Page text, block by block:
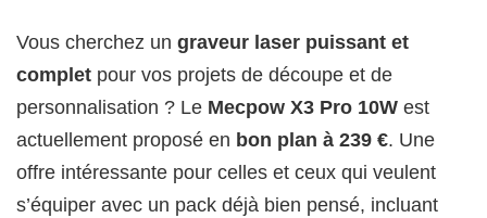
Vous cherchez un graveur laser puissant et
complet pour vos projets de découpe et de
personnalisation ? Le Mecpow X3 Pro 10W est
actuellement proposé en bon plan à 239 €. Une
offre intéressante pour celles et ceux qui veulent
s’équiper avec un pack déjà bien pensé, incluant